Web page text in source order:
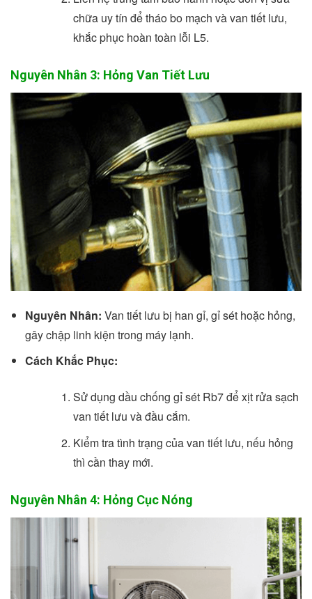
chữa uy tín để tháo bo mạch và van tiết lưu,
khắc phục hoàn toàn lỗi L5.
Nguyên Nhân 3: Hỏng Van Tiết Lưu
Nguyên Nhân: Van tiết lưu bị han gỉ, gỉ sét hoặc hỏng,
gây chập linh kiện trong máy lạnh.
Cách Khắc Phục:
Sử dụng dầu chống gỉ sét Rb7 để xịt rửa sạch
van tiết lưu và đầu cắm.
Kiểm tra tình trạng của van tiết lưu, nếu hỏng
thì cần thay mới.
Nguyên Nhân 4: Hỏng Cục Nóng